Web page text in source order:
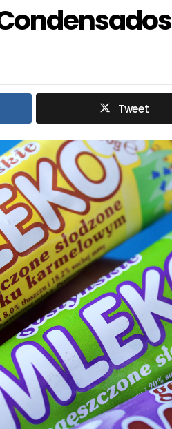
Tweet